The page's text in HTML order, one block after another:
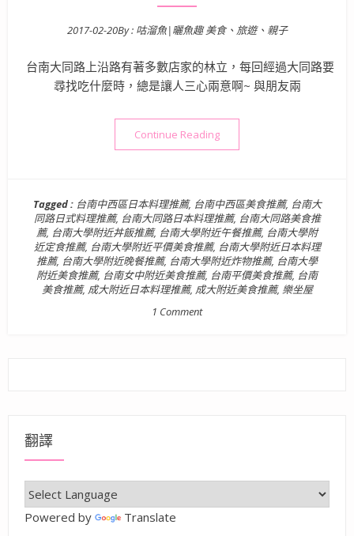
Posted on
2017-02-20By : 咕溜魚|曬魚趣 美食、旅遊、親子
台南大同路上沿路有著多數店家的林立，每回經過大同路要
尋找吃什麼時，總是讓人三心兩意啊~ 與朋友兩
Continue Reading“【美食】台南．中西區| 樂
Tagged : 台南中西區日本料理推薦, 台南中西區美食推薦, 台南大
同路日式料理推薦, 台南大同路日本料理推薦, 台南大同路美食推
薦, 台南大學附近丼飯推薦, 台南大學附近午餐推薦, 台南大學附
近定食推薦, 台南大學附近平價美食推薦, 台南大學附近日本料理
推薦, 台南大學附近晚餐推薦, 台南大學附近炸物推薦, 台南大學
附近美食推薦, 台南女中附近美食推薦, 台南平價美食推薦, 台南
美食推薦, 成大附近日本料理推薦, 成大附近美食推薦, 樂坐屋
1 Comment
翻譯
Powered by Translate